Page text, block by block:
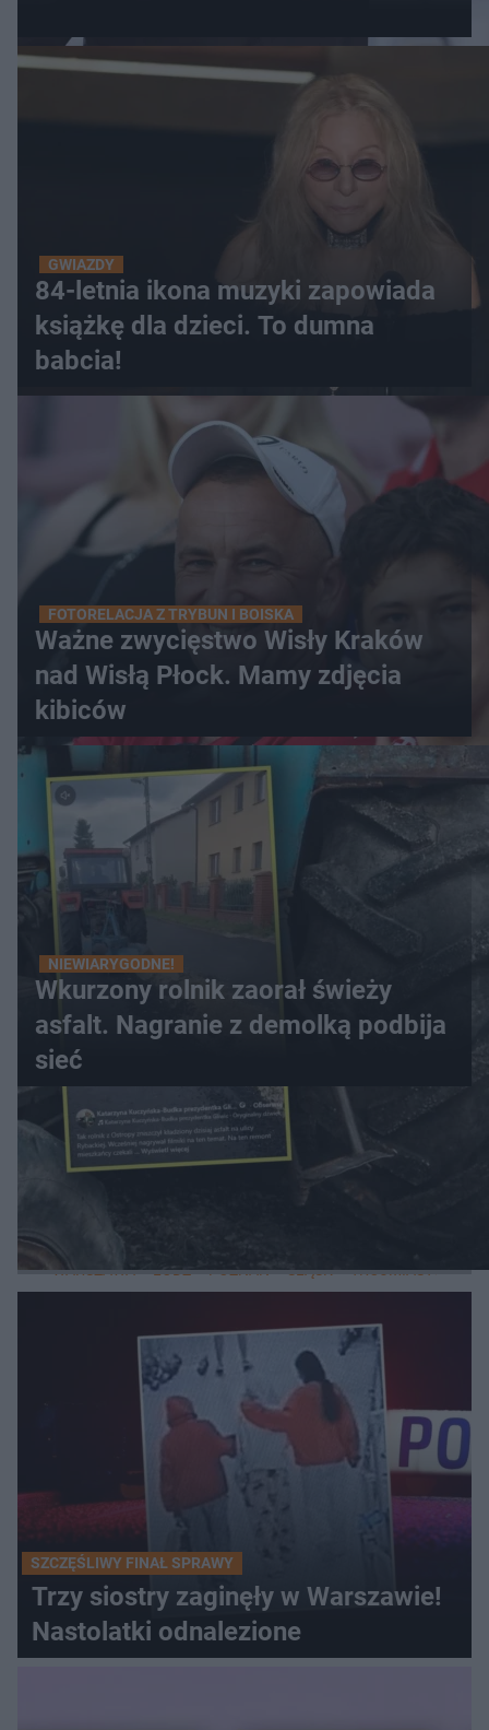
GWIAZDY
84-letnia ikona muzyki zapowiada
książkę dla dzieci. To dumna
babcia!
FOTORELACJA Z TRYBUN I BOISKA
Ważne zwycięstwo Wisły Kraków
nad Wisłą Płock. Mamy zdjęcia
kibiców
NIEWIARYGODNE!
Wkurzony rolnik zaorał świeży
asfalt. Nagranie z demolką podbija
sieć
WIĘCEJ
LOKALNE
WARSZAWA ŁÓDŹ POZNAŃ ŚLĄSK TRÓJMIASTO
SZCZĘŚLIWY FINAŁ SPRAWY
Trzy siostry zaginęły w Warszawie!
Nastolatki odnalezione